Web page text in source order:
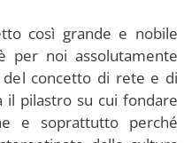
così grande e nobile
per noi assolutamente
concetto di rete e di
il pilastro su cui fondare
e soprattutto perché